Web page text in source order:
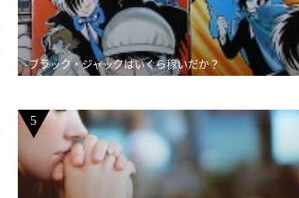
ブラック・ジャックはいくら稼いだか？
5